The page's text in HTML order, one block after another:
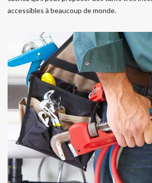
accessibles à beaucoup de monde.